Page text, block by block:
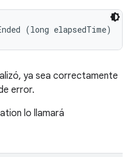
(long elapsedTime)
ya sea correctamente
error.
lo llamará